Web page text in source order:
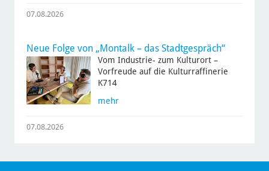
07.08.2026
Neue Folge von „Montalk – das Stadtgespräch“
Vom Industrie- zum Kulturort –
Vorfreude auf die Kulturraffinerie
K714
mehr
07.08.2026